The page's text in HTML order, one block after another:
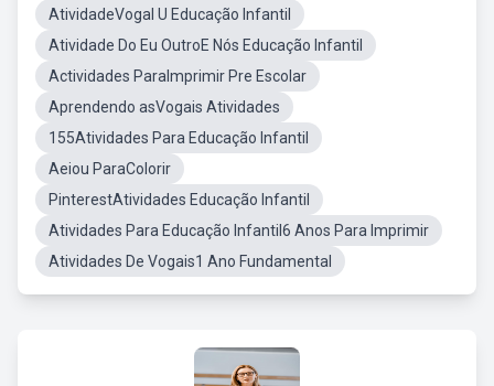
AtividadeVogal U Educação Infantil
Atividade Do Eu OutroE Nós Educação Infantil
Actividades ParaImprimir Pre Escolar
Aprendendo asVogais Atividades
155Atividades Para Educação Infantil
Aeiou ParaColorir
PinterestAtividades Educação Infantil
Atividades Para Educação Infantil6 Anos Para Imprimir
Atividades De Vogais1 Ano Fundamental